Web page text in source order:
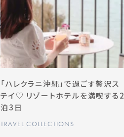
「ハレクラニ沖縄」で過ごす贅沢ス
テイ♡ リゾートホテルを満喫する2
泊3日
TRAVEL COLLECTIONS